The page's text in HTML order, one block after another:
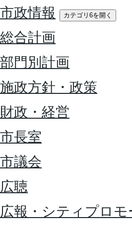
市政情報 カテゴリ6を開く
総合計画
部門別計画
施政方針・政策
財政・経営
市長室
市議会
広聴
広報・シティプロモ